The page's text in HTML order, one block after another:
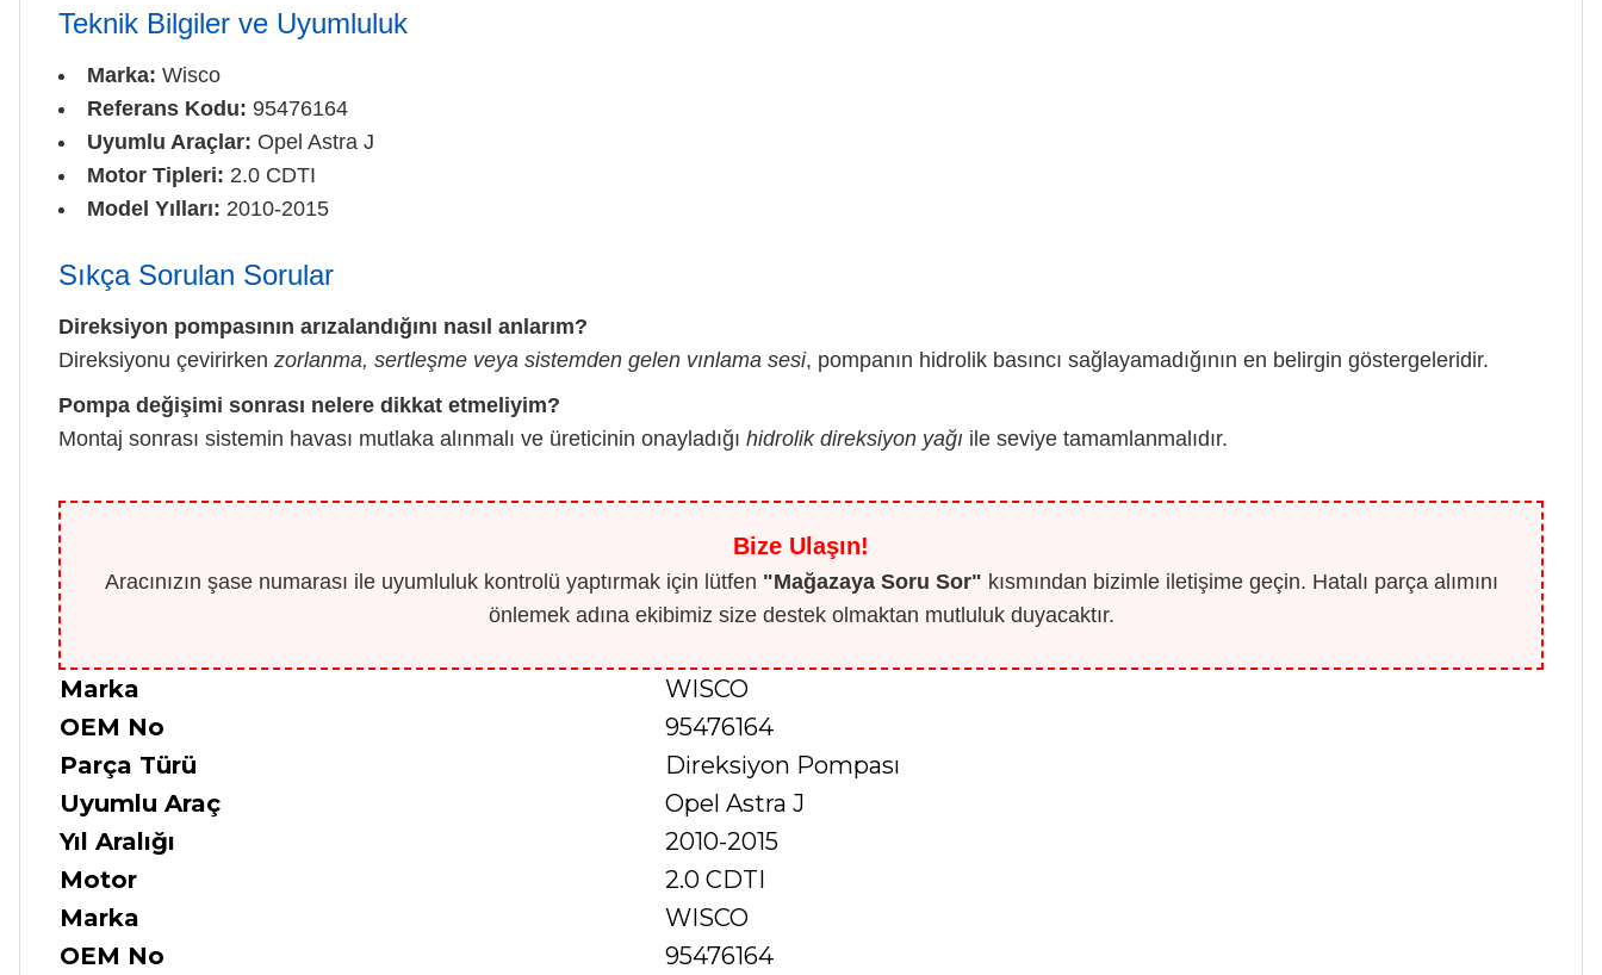
Teknik Bilgiler ve Uyumluluk
Marka: Wisco
Referans Kodu: 95476164
Uyumlu Araçlar: Opel Astra J
Motor Tipleri: 2.0 CDTI
Model Yılları: 2010-2015
Sıkça Sorulan Sorular
Direksiyon pompasının arızalandığını nasıl anlarım?
Direksiyonu çevirirken zorlanma, sertleşme veya sistemden gelen vınlama sesi, pompanın hidrolik basıncı sağlayamadığının en belirgin göstergeleridir.
Pompa değişimi sonrası nelere dikkat etmeliyim?
Montaj sonrası sistemin havası mutlaka alınmalı ve üreticinin onayladığı hidrolik direksiyon yağı ile seviye tamamlanmalıdır.
Bize Ulaşın!
Aracınızın şase numarası ile uyumluluk kontrolü yaptırmak için lütfen "Mağazaya Soru Sor" kısmından bizimle iletişime geçin. Hatalı parça alımını
önlemek adına ekibimiz size destek olmaktan mutluluk duyacaktır.
Marka
WISCO
OEM No
95476164
Parça Türü
Direksiyon Pompası
Uyumlu Araç
Opel Astra J
Yıl Aralığı
2010-2015
Motor
2.0 CDTI
Marka
WISCO
OEM No
95476164